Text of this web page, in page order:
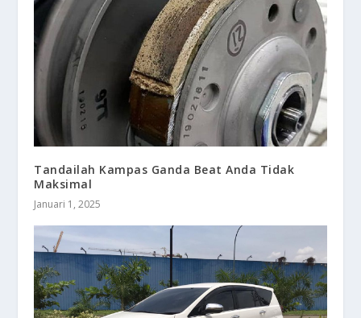
Tandailah Kampas Ganda Beat Anda Tidak
Maksimal
Januari 1, 2025